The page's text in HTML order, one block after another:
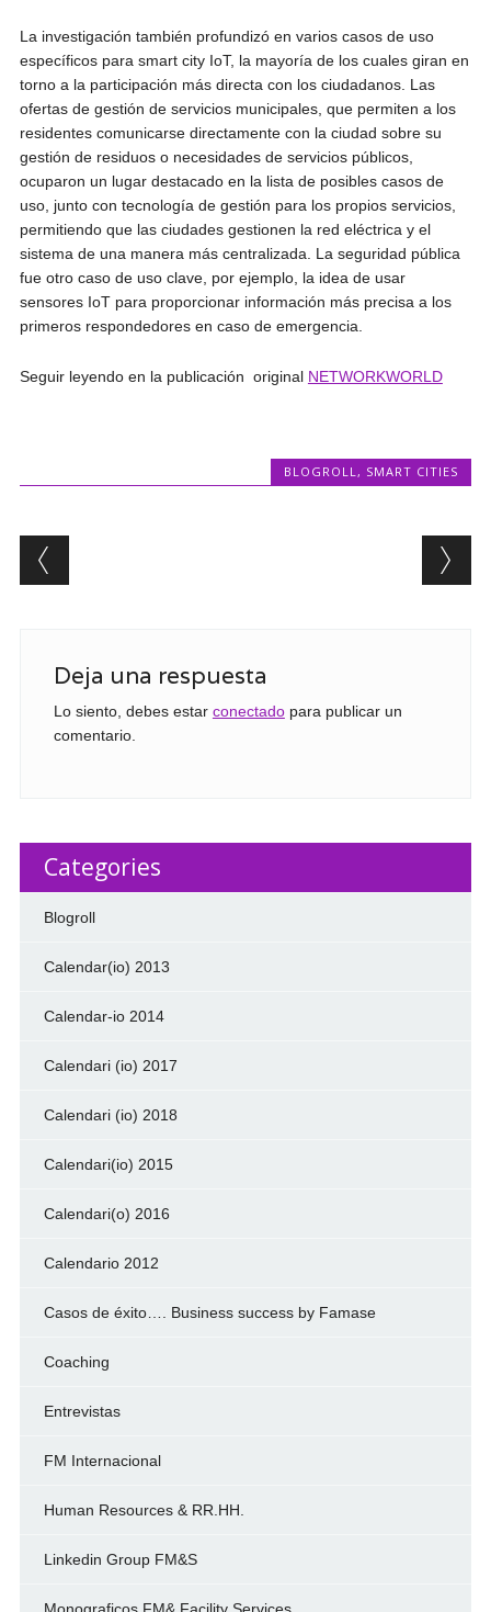
La investigación también profundizó en varios casos de uso
específicos para smart city IoT, la mayoría de los cuales giran en
torno a la participación más directa con los ciudadanos. Las
ofertas de gestión de servicios municipales, que permiten a los
residentes comunicarse directamente con la ciudad sobre su
gestión de residuos o necesidades de servicios públicos,
ocuparon un lugar destacado en la lista de posibles casos de
uso, junto con tecnología de gestión para los propios servicios,
permitiendo que las ciudades gestionen la red eléctrica y el
sistema de una manera más centralizada. La seguridad pública
fue otro caso de uso clave, por ejemplo, la idea de usar
sensores IoT para proporcionar información más precisa a los
primeros respondedores en caso de emergencia.
Seguir leyendo en la publicación original NETWORKWORLD
BLOGROLL, SMART CITIES
Post navigation
Deja una respuesta
Lo siento, debes estar conectadopara publicar un
comentario.
Categories
Blogroll
Calendar(io) 2013
Calendar-io 2014
Calendari (io) 2017
Calendari (io) 2018
Calendari(io) 2015
Calendari(o) 2016
Calendario 2012
Casos de éxito…. Business success by Famase
Coaching
Entrevistas
FM Internacional
Human Resources & RR.HH.
Linkedin Group FM&S